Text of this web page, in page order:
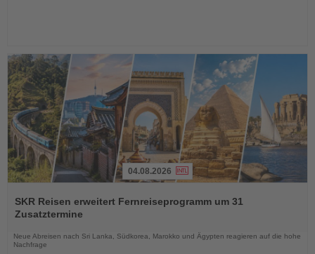
Sie
die
04.08.2026
SKR Reisen erweitert Fernreiseprogramm um 31
Zusatztermine
Neue Abreisen nach Sri Lanka, Südkorea, Marokko und Ägypten reagieren auf die hohe
Nachfrage